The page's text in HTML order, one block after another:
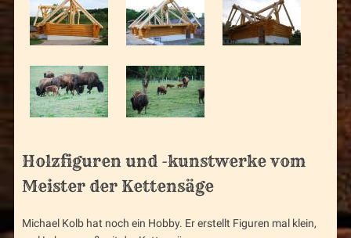
Holzfiguren und -kunstwerke vom
Meister der Kettensäge
Michael Kolb hat noch ein Hobby. Er erstellt Figuren mal klein,